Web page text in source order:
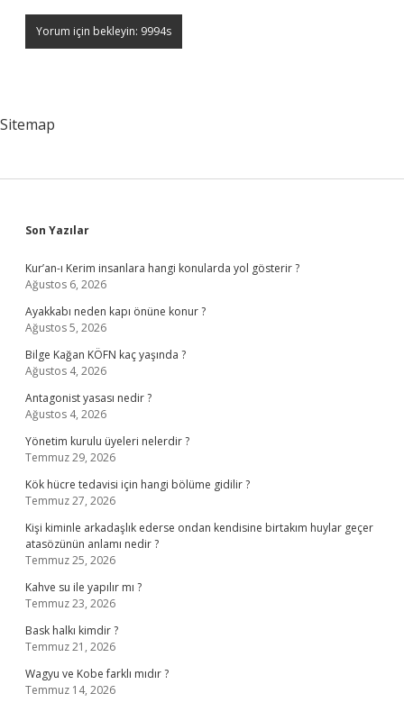
Sitemap
Sidebar
Son Yazılar
Kur’an-ı Kerim insanlara hangi konularda yol gösterir ?
Ağustos 6, 2026
Ayakkabı neden kapı önüne konur ?
Ağustos 5, 2026
Bilge Kağan KÖFN kaç yaşında ?
Ağustos 4, 2026
Antagonist yasası nedir ?
Ağustos 4, 2026
Yönetim kurulu üyeleri nelerdir ?
Temmuz 29, 2026
Kök hücre tedavisi için hangi bölüme gidilir ?
Temmuz 27, 2026
Kişi kiminle arkadaşlık ederse ondan kendisine birtakım huylar geçer
atasözünün anlamı nedir ?
Temmuz 25, 2026
Kahve su ile yapılır mı ?
Temmuz 23, 2026
Bask halkı kimdir ?
Temmuz 21, 2026
Wagyu ve Kobe farklı mıdır ?
Temmuz 14, 2026